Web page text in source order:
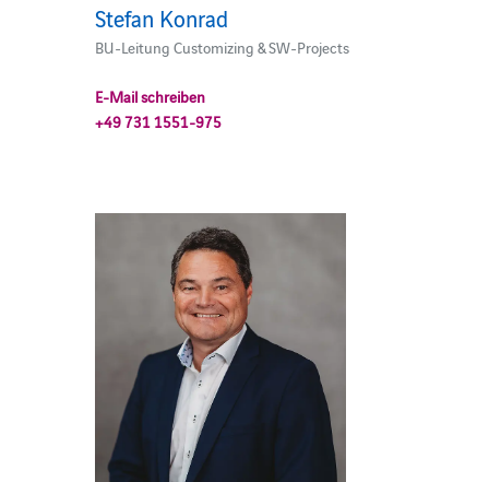
Stefan Konrad
BU-Leitung Customizing & SW-Projects
E-Mail schreiben
+49 731 1551-975